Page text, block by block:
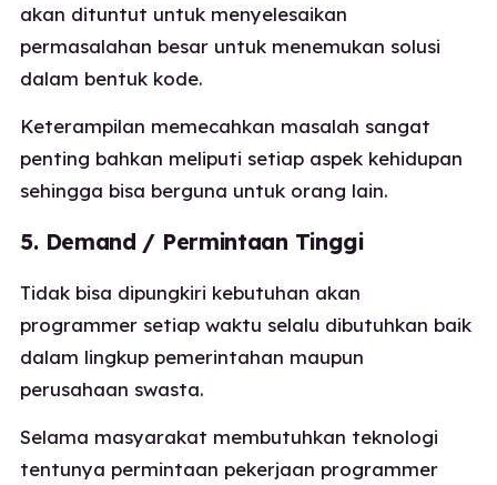
akan dituntut untuk menyelesaikan
permasalahan besar untuk menemukan solusi
dalam bentuk kode.
Keterampilan memecahkan masalah sangat
penting bahkan meliputi setiap aspek kehidupan
sehingga bisa berguna untuk orang lain.
5. Demand / Permintaan Tinggi
Tidak bisa dipungkiri kebutuhan akan
programmer setiap waktu selalu dibutuhkan baik
dalam lingkup pemerintahan maupun
perusahaan swasta.
Selama masyarakat membutuhkan teknologi
tentunya permintaan pekerjaan programmer